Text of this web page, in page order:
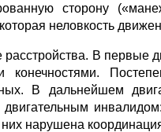
сторону
неловкость
В первые
конечностями.
В дальнейшем
нарушена